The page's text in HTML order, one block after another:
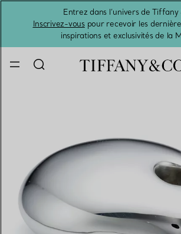
Entrez dans l’univers de Tiffany
Inscrivez-vouspour recevoir les
inspirations et exclusivités de la